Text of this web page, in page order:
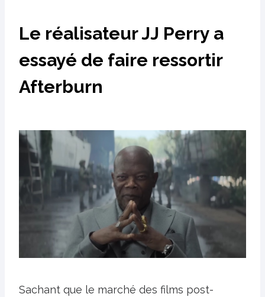
Le réalisateur JJ Perry a
essayé de faire ressortir
Afterburn
Sachant que le marché des films post-